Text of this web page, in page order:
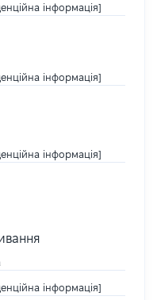
інформація]
інформація]
інформація]
інформація]